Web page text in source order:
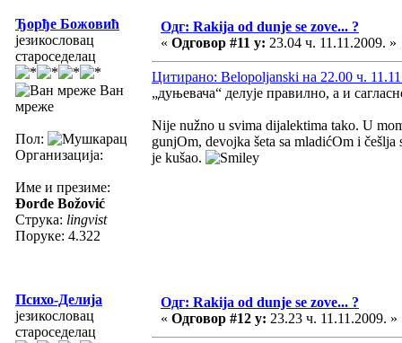
Ђорђе Божовић
језикословац
староседелац
Ван
мреже
Пол:
Организација:
Име и презиме:
Đorđe Božović
Струка: lingvist
Поруке: 4.322
Одг: Rakija od dunje se zove... ?
« Одговор #11 у: 23.04 ч. 11.11.2009. »
Цитирано: Belopoljanski на 22.00 ч.
„дуњевача“ делује правилно, а и
Nije nužno u svima dijalektima tako. U
gunjOm, devojka šeta sa mladićOm i
je kušao.
Психо-Делија
језикословац
староседелац
Одг: Rakija od dunje se zove... ?
« Одговор #12 у: 23.23 ч. 11.11.2009. »